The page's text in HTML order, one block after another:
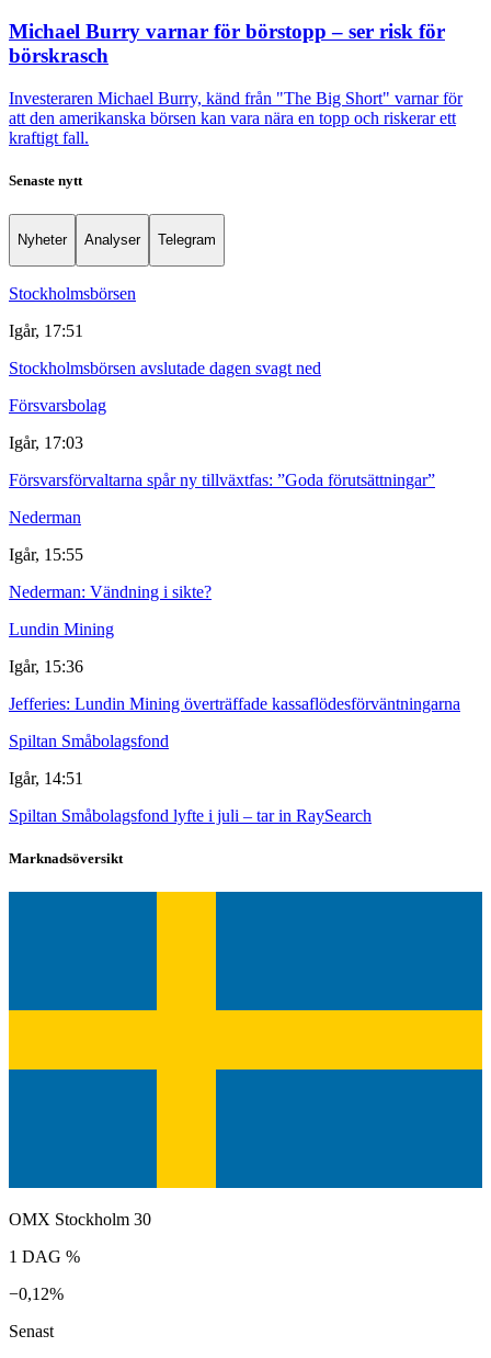
Michael Burry varnar för börstopp – ser risk för
börskrasch
Investeraren Michael Burry, känd från "The Big Short" varnar för
att den amerikanska börsen kan vara nära en topp och riskerar ett
kraftigt fall.
Senaste nytt
Nyheter Analyser Telegram
Stockholmsbörsen
Igår, 17:51
Stockholmsbörsen avslutade dagen svagt ned
Försvarsbolag
Igår, 17:03
Försvarsförvaltarna spår ny tillväxtfas: ”Goda förutsättningar”
Nederman
Igår, 15:55
Nederman: Vändning i sikte?
Lundin Mining
Igår, 15:36
Jefferies: Lundin Mining överträffade kassaflödesförväntningarna
Spiltan Småbolagsfond
Igår, 14:51
Spiltan Småbolagsfond lyfte i juli – tar in RaySearch
Marknadsöversikt
OMX Stockholm 30
1 DAG %
−0,12%
Senast